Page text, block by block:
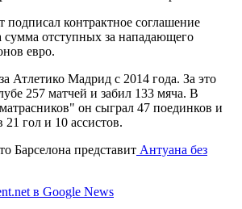
подписал контрактное соглашение
сумма отступных за нападающего
евро.
Атлетико Мадрид с 2014 года. За это
257 матчей и забил 133 мяча. В
он сыграл 47 поединков и
21 гол и 10 ассистов.
Барселона представит Антуана без
в Google News